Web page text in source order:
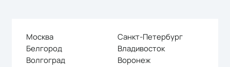
Москва
Санкт-Петербург
Белгород
Владивосток
Волгоград
Воронеж